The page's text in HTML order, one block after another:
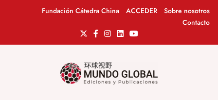
Fundación Cátedra China ACCEDER
Sobre nosotros
Contacto